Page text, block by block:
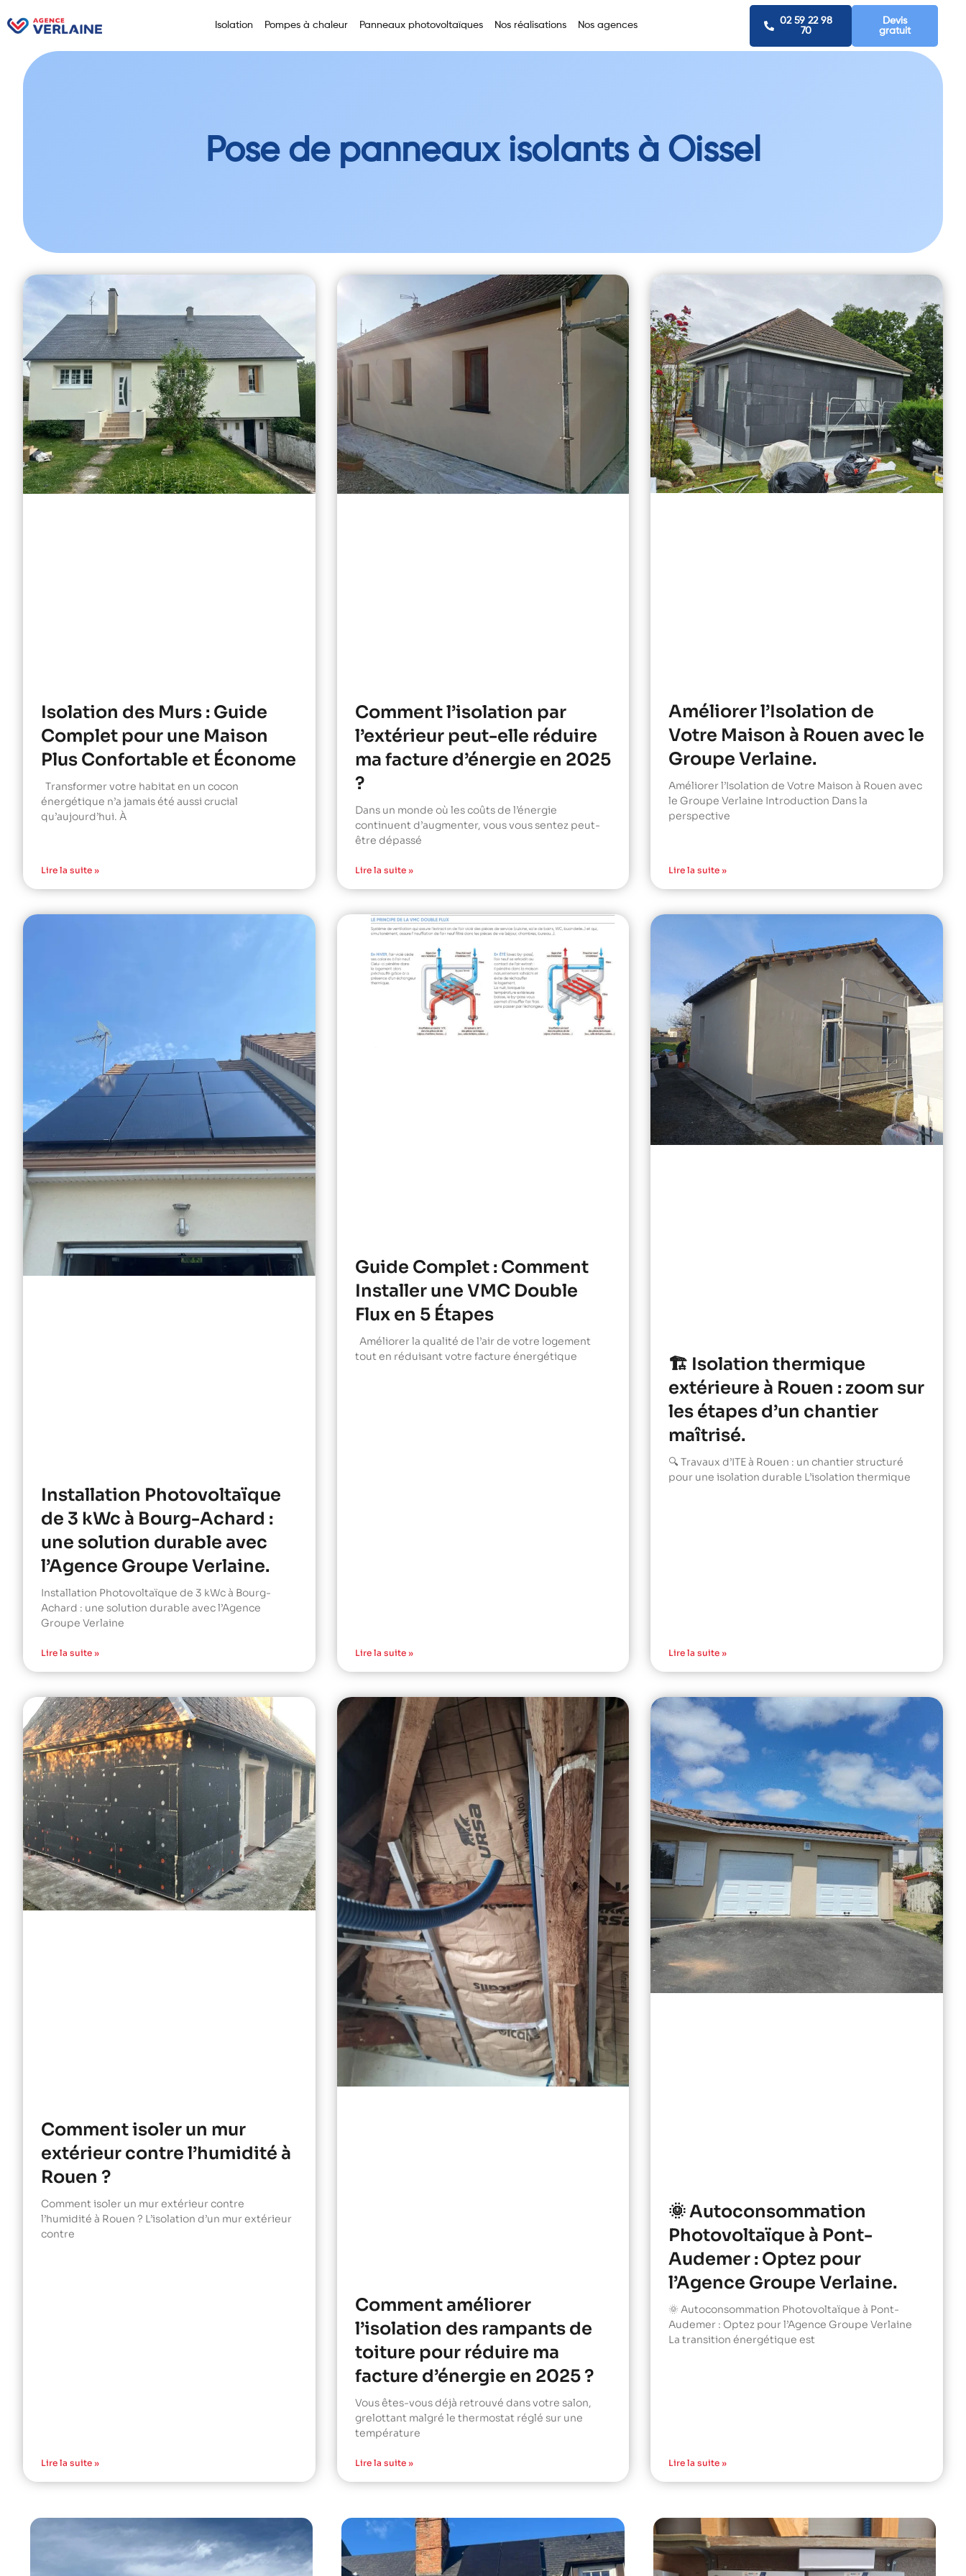
Isolation Pompes à chaleur Panneaux photovoltaïques Nos réalisations Nos agences
02 59 22 98
70
Devis
gratuit
Pose de panneaux isolants à Oissel
Isolation des Murs : Guide
Complet pour une Maison
Plus Confortable et Économe
Transformer votre habitat en un cocon
énergétique n’a jamais été aussi crucial
qu’aujourd’hui. À
Lire la suite »
Comment l’isolation par
l’extérieur peut-elle réduire
ma facture d’énergie en 2025
?
Dans un monde où les coûts de l’énergie
continuent d’augmenter, vous vous sentez peut-
être dépassé
Lire la suite »
Améliorer l’Isolation de
Votre Maison à Rouen avec le
Groupe Verlaine.
Améliorer l’Isolation de Votre Maison à Rouen avec
le Groupe Verlaine Introduction Dans la
perspective
Lire la suite »
Installation Photovoltaïque
de 3 kWc à Bourg-Achard :
une solution durable avec
l’Agence Groupe Verlaine.
Installation Photovoltaïque de 3 kWc à Bourg-
Achard : une solution durable avec l’Agence
Groupe Verlaine
Lire la suite »
Guide Complet : Comment
Installer une VMC Double
Flux en 5 Étapes
Améliorer la qualité de l’air de votre logement
tout en réduisant votre facture énergétique
Lire la suite »
🏗️ Isolation thermique
extérieure à Rouen : zoom sur
les étapes d’un chantier
maîtrisé.
🔍 Travaux d’ITE à Rouen : un chantier structuré
pour une isolation durable L’isolation thermique
Lire la suite »
Comment isoler un mur
extérieur contre l’humidité à
Rouen ?
Comment isoler un mur extérieur contre
l’humidité à Rouen ? L’isolation d’un mur extérieur
contre
Lire la suite »
Comment améliorer
l’isolation des rampants de
toiture pour réduire ma
facture d’énergie en 2025 ?
Vous êtes-vous déjà retrouvé dans votre salon,
grelottant malgré le thermostat réglé sur une
température
Lire la suite »
🌞 Autoconsommation
Photovoltaïque à Pont-
Audemer : Optez pour
l’Agence Groupe Verlaine.
🌞 Autoconsommation Photovoltaïque à Pont-
Audemer : Optez pour l’Agence Groupe Verlaine
La transition énergétique est
Lire la suite »